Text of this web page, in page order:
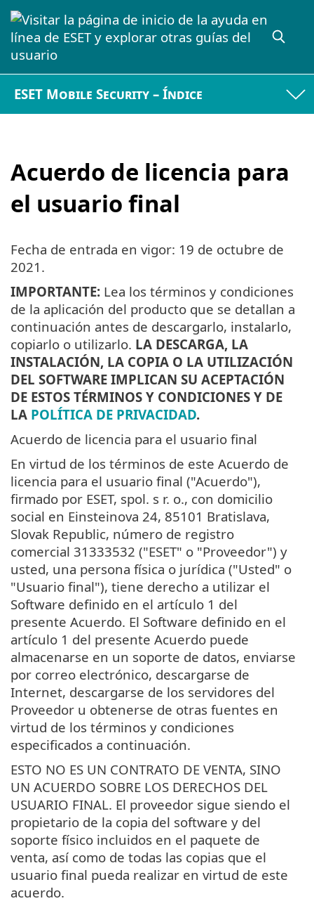
ESET Mobile Security – Índice
Acuerdo de licencia para
el usuario final
Fecha de entrada en vigor: 19 de octubre de
2021 .
IMPORTANTE: Lea los términos y condiciones
de la aplicación del producto que se detallan a
continuación antes de descargarlo, instalarlo,
copiarlo o utilizarlo. LA DESCARGA, LA
INSTALACIÓN, LA COPIA O LA UTILIZACIÓN
DEL SOFTWARE IMPLICAN SU ACEPTACIÓN
DE ESTOS TÉRMINOS Y CONDICIONES Y DE
LA POLÍTICA DE PRIVACIDAD.
Acuerdo de licencia para el usuario final
En virtud de los términos de este Acuerdo de
licencia para el usuario final ("Acuerdo"),
firmado por ESET, spol. s r. o., con domicilio
social en Einsteinova 24, 85101 Bratislava,
Slovak Republic, número de registro
comercial 31333532 ("ESET" o "Proveedor") y
usted, una persona física o jurídica ("Usted" o
"Usuario final"), tiene derecho a utilizar el
Software definido en el artículo 1 del
presente Acuerdo. El Software definido en el
artículo 1 del presente Acuerdo puede
almacenarse en un soporte de datos, enviarse
por correo electrónico, descargarse de
Internet, descargarse de los servidores del
Proveedor u obtenerse de otras fuentes en
virtud de los términos y condiciones
especificados a continuación.
ESTO NO ES UN CONTRATO DE VENTA, SINO
UN ACUERDO SOBRE LOS DERECHOS DEL
USUARIO FINAL. El proveedor sigue siendo el
propietario de la copia del software y del
soporte físico incluidos en el paquete de
venta, así como de todas las copias que el
usuario final pueda realizar en virtud de este
acuerdo.